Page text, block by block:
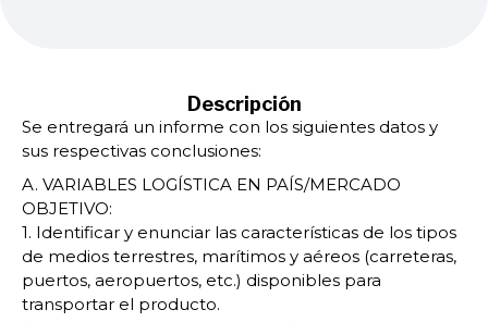
Descripción
Se entregará un informe con los siguientes datos y
sus respectivas conclusiones:
A. VARIABLES LOGÍSTICA EN PAÍS/MERCADO
OBJETIVO:
1. Identificar y enunciar las características de los tipos
de medios terrestres, marítimos y aéreos (carreteras,
puertos, aeropuertos, etc.) disponibles para
transportar el producto.